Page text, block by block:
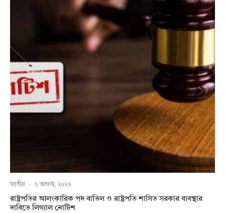
জাতীয় · ৬ আগস্ট, ২০২৬
রাষ্ট্রপতির আলংকারিক পদ বাতিল ও রাষ্ট্রপতি শাসিত সরকার ব্যবস্থার
দাবিতে লিগ্যাল নোটিশ